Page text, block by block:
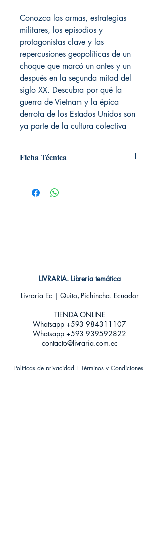
Conozca las armas, estrategias
militares, los episodios y
protagonistas clave y las
repercusiones geopolíticas de un
choque que marcó un antes y un
después en la segunda mitad del
siglo XX. Descubra por qué la
guerra de Vietnam y la épica
derrota de los Estados Unidos son
ya parte de la cultura colectiva
Ficha Técnica
Editorial: Nowtilus
Idioma: Castellano
LIVRARIA. Libreria temática
Livraria Ec | Quito, Pichincha. Ecuador
TIENDA ONLINE​
Whatsapp +593 984311107
Whatsapp +593 939592822
contacto@livraria.com.ec
Políticas de privacidad | Términos y Condiciones